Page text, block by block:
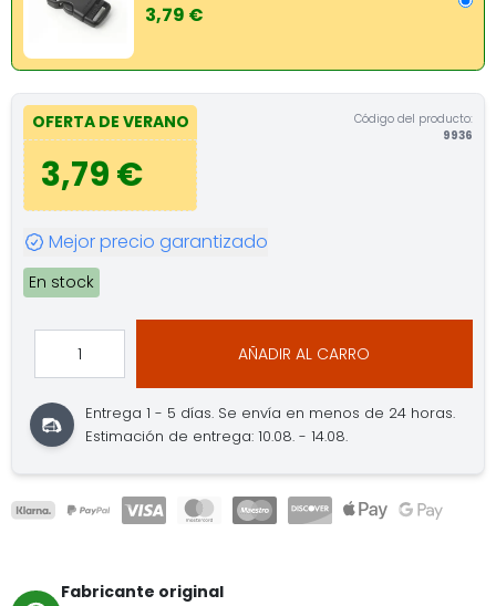
3,79 €
OFERTA DE VERANO
3,79 €
Código del producto:
9936
Mejor precio garantizado
En stock
AÑADIR AL CARRO
Entrega 1 - 5 días. Se envía en menos de 24 horas.
Estimación de entrega: 10.08. - 14.08.
Fabricante original